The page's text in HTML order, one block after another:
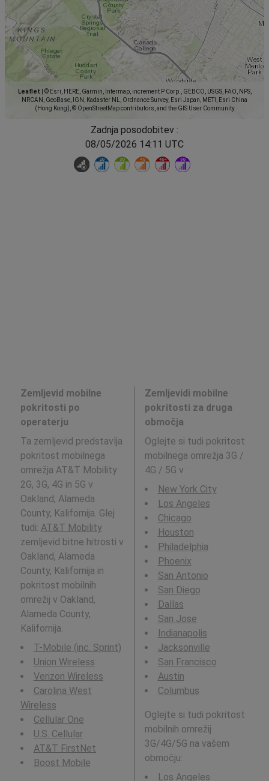
Leaflet
© Esri, HERE, Garmin, Intermap, increment P Corp., GEBCO, USGS, FAO, NPS,
NRCAN, GeoBase, IGN, Kadaster NL, Ordnance Survey, Esri Japan, METI, Esri China
(Hong Kong), © OpenStreetMap contributors, and the GIS User Community
Zadnja posodobitev :
08/05/2026 14:11 UTC
Zemljevid mobilne
pokritosti po
operaterju
Ta zemljevid predstavlja
pokritost mobilnega
omrežja AT&T Mobility
2G, 3G, 4G in 5G v
Oakland, Alameda
County, Kalifornija. Glej
tudi: AT&T Mobility
zemljevid bitne hitrosti v
Oakland, Alameda
County, Kalifornija in
pokritost mobilnih
omrežij v Oakland,
Alameda County,
Kalifornija.
T-Mobile (inc. Sprint)
Union Wireless
Verizon Wireless
Carolina West
Wireless
Cellular One
U.S. Cellular
AT&T FirstNet
Boost Mobile
Zemljevidi mobilne
pokritosti za druga
območja
Oglejte si tudi pokritost
mobilnega omrežja 3G /
4G / 5G v :
New York City
Los Angeles
Chicago
Houston
Philadelphia
Phoenix
San Antonio
San Diego
Dallas
San Jose
Indianapolis
Jacksonville
San Francisco
Austin
Columbus
Oglejte si tudi pokritost
mobilnih omrežij
3G/4G/5G na vašem
območju:
Los Angeles